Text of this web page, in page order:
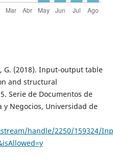
G. (2018). Input-output table
and structural
Serie de Documentos de
y Negocios, Universidad de
handle/2250/159324/